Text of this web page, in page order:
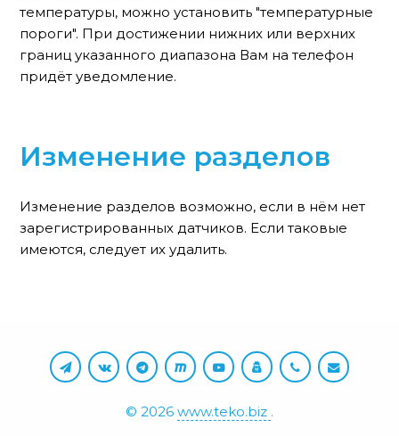
температуры, можно установить "температурные
пороги". При достижении нижних или верхних
границ указанного диапазона Вам на телефон
придёт уведомление.
Изменение разделов
Изменение разделов возможно, если в нём нет
зарегистрированных датчиков. Если таковые
имеются, следует их удалить.
© 2026 www.teko.biz .